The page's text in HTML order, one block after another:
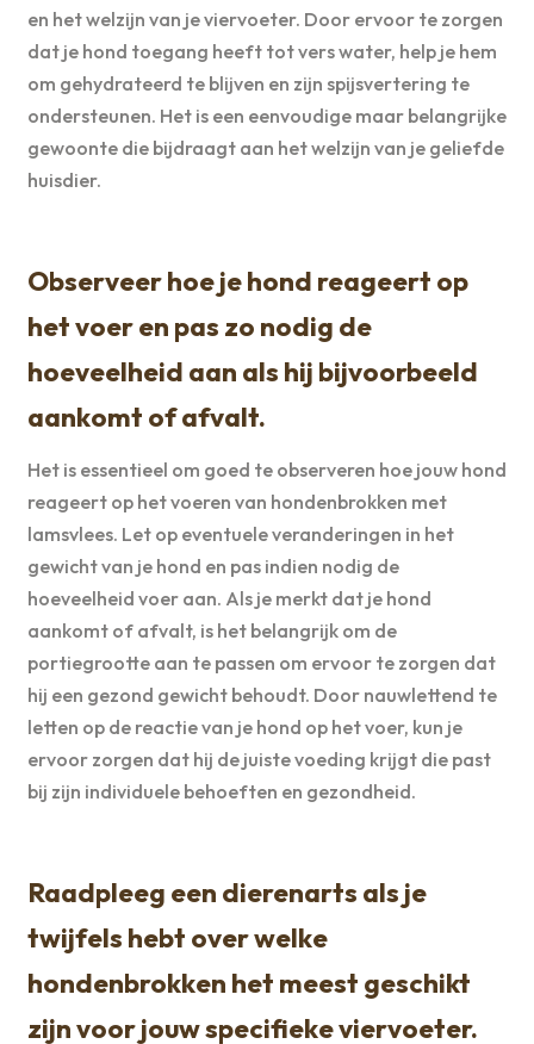
en het welzijn van je viervoeter. Door ervoor te zorgen
dat je hond toegang heeft tot vers water, help je hem
om gehydrateerd te blijven en zijn spijsvertering te
ondersteunen. Het is een eenvoudige maar belangrijke
gewoonte die bijdraagt aan het welzijn van je geliefde
huisdier.
Observeer hoe je hond reageert op
het voer en pas zo nodig de
hoeveelheid aan als hij bijvoorbeeld
aankomt of afvalt.
Het is essentieel om goed te observeren hoe jouw hond
reageert op het voeren van hondenbrokken met
lamsvlees. Let op eventuele veranderingen in het
gewicht van je hond en pas indien nodig de
hoeveelheid voer aan. Als je merkt dat je hond
aankomt of afvalt, is het belangrijk om de
portiegrootte aan te passen om ervoor te zorgen dat
hij een gezond gewicht behoudt. Door nauwlettend te
letten op de reactie van je hond op het voer, kun je
ervoor zorgen dat hij de juiste voeding krijgt die past
bij zijn individuele behoeften en gezondheid.
Raadpleeg een dierenarts als je
twijfels hebt over welke
hondenbrokken het meest geschikt
zijn voor jouw specifieke viervoeter.